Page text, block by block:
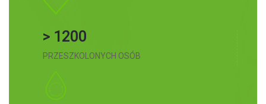
> 1200
PRZESZKOLONYCH OSÓB